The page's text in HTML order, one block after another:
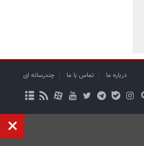
درباره ما تماس با ما چندرسانه ای